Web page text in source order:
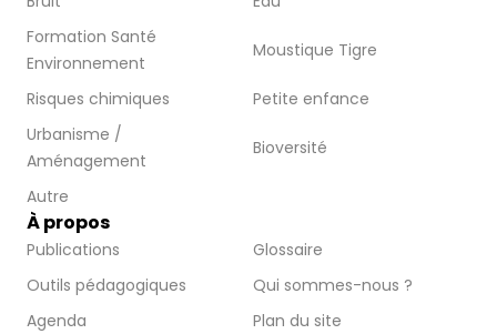
Formation Santé
Environnement
Moustique Tigre
Risques chimiques
Petite enfance
Urbanisme /
Aménagement
Bioversité
Autre
À propos
Publications
Glossaire
Outils pédagogiques
Qui sommes-nous ?
Agenda
Plan du site